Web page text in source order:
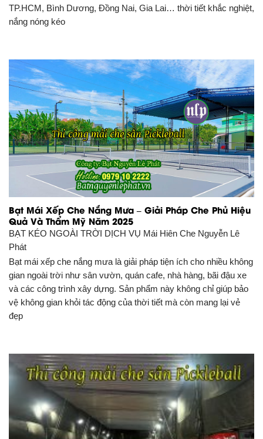
TP.HCM, Bình Dương, Đồng Nai, Gia Lai… thời tiết khắc nghiệt,
nắng nóng kéo
Bạt Mái Xếp Che Nắng Mưa – Giải Pháp Che Phủ Hiệu
Quả Và Thẩm Mỹ Năm 2025
BẠT KÉO NGOÀI TRỜI DỊCH VỤ Mái Hiên Che Nguyễn Lê
Phát
Bạt mái xếp che nắng mưa là giải pháp tiện ích cho nhiều không
gian ngoài trời như sân vườn, quán cafe, nhà hàng, bãi đậu xe
và các công trình xây dựng. Sản phẩm này không chỉ giúp bảo
vệ không gian khỏi tác động của thời tiết mà còn mang lại vẻ
đẹp